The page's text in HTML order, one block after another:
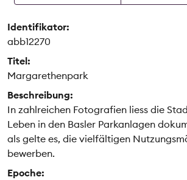
Identifikator:
abb12270
Titel:
Margarethenpark
Beschreibung:
In zahlreichen Fotografien liess die
Leben in den Basler Parkanlagen
als gelte es, die vielfältigen
bewerben.
Epoche: